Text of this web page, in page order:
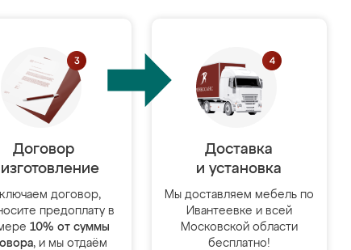
Договор
договор,
предоплату в
10% от суммы
, и мы отдаём
Доставка
и установка
Мы доставляем мебель по
Ивантеевке и всей
Московской области
бесплатно!